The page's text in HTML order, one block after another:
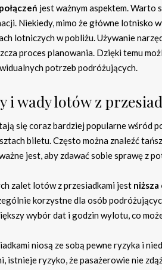
połączeń jest ważnym aspektem. Warto
Niekiedy, mimo że główne
lotniczych w pobliżu. Używanie
proces planowania. Dzięki temu
potrzeb podróżujących.
i wady lotów z
się coraz bardziej popularne wśród
biletu. Często można znaleźć
jest, aby zdawać sobie sprawę z
zalet lotów z przesiadkami jest niższa
korzystne dla osób
wybór dat i godzin wylotu, co
niosą ze sobą pewne ryzyka i
istnieje ryzyko, że pasażerowie nie